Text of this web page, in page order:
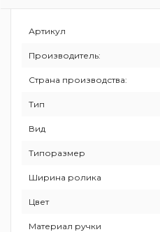
Артикул
Производитель:
Страна производства:
Тип
Вид
Типоразмер
Ширина ролика
Цвет
Материал ручки